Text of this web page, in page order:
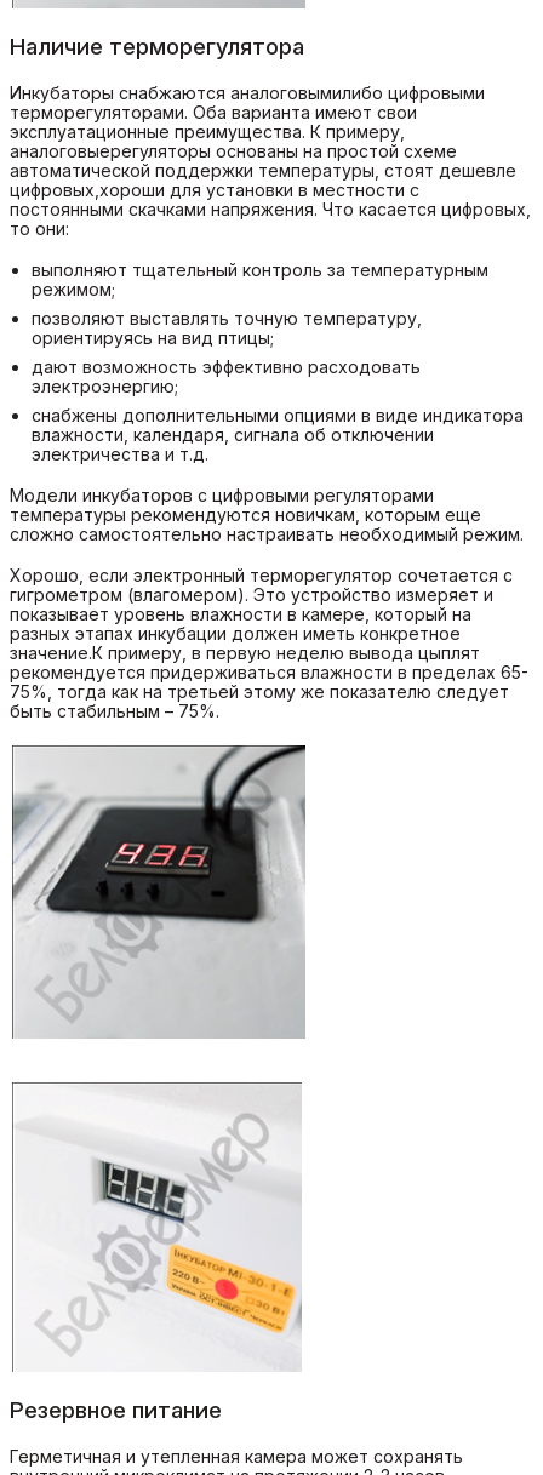
Наличие терморегулятора
Инкубаторы снабжаются аналоговымилибо цифровыми
терморегуляторами. Оба варианта имеют свои
эксплуатационные преимущества. К примеру,
аналоговыерегуляторы основаны на простой схеме
автоматической поддержки температуры, стоят дешевле
цифровых,хороши для установки в местности с
постоянными скачками напряжения. Что касается цифровых,
то они:
выполняют тщательный контроль за температурным
режимом;
позволяют выставлять точную температуру,
ориентируясь на вид птицы;
дают возможность эффективно расходовать
электроэнергию;
снабжены дополнительными опциями в виде индикатора
влажности, календаря, сигнала об отключении
электричества и т.д.
Модели инкубаторов с цифровыми регуляторами
температуры рекомендуются новичкам, которым еще
сложно самостоятельно настраивать необходимый режим.
Хорошо, если электронный терморегулятор сочетается с
гигрометром (влагомером). Это устройство измеряет и
показывает уровень влажности в камере, который на
разных этапах инкубации должен иметь конкретное
значение.К примеру, в первую неделю вывода цыплят
рекомендуется придерживаться влажности в пределах 65-
75%, тогда как на третьей этому же показателю следует
быть стабильным – 75%.
Резервное питание
Герметичная и утепленная камера может сохранять